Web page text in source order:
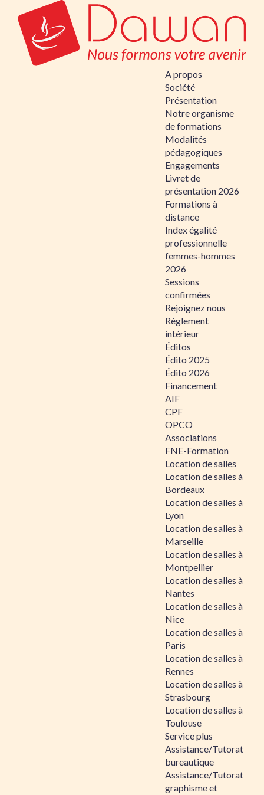
A propos
Société
Présentation
Notre organisme
de formations
Modalités
pédagogiques
Engagements
Livret de
présentation 2026
Formations à
distance
Index égalité
professionnelle
femmes-hommes
2026
Sessions
confirmées
Rejoignez nous
Règlement
intérieur
Éditos
Édito 2025
Édito 2026
Financement
AIF
CPF
OPCO
Associations
FNE-Formation
Location de salles
Location de salles à
Bordeaux
Location de salles à
Lyon
Location de salles à
Marseille
Location de salles à
Montpellier
Location de salles à
Nantes
Location de salles à
Nice
Location de salles à
Paris
Location de salles à
Rennes
Location de salles à
Strasbourg
Location de salles à
Toulouse
Service plus
Assistance/Tutorat
bureautique
Assistance/Tutorat
graphisme et